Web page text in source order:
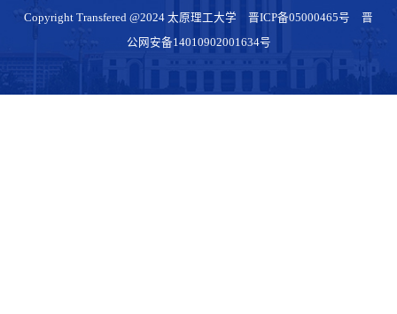
Copyright Transfered @2024 太原理工大学 晋ICP备05000465号
晋
公网安备14010902001634号